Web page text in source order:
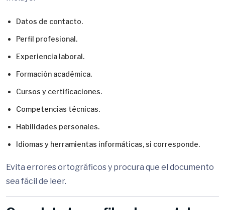
Datos de contacto.
Perfil profesional.
Experiencia laboral.
Formación académica.
Cursos y certificaciones.
Competencias técnicas.
Habilidades personales.
Idiomas y herramientas informáticas, si corresponde.
Evita errores ortográficos y procura que el documento
sea fácil de leer.